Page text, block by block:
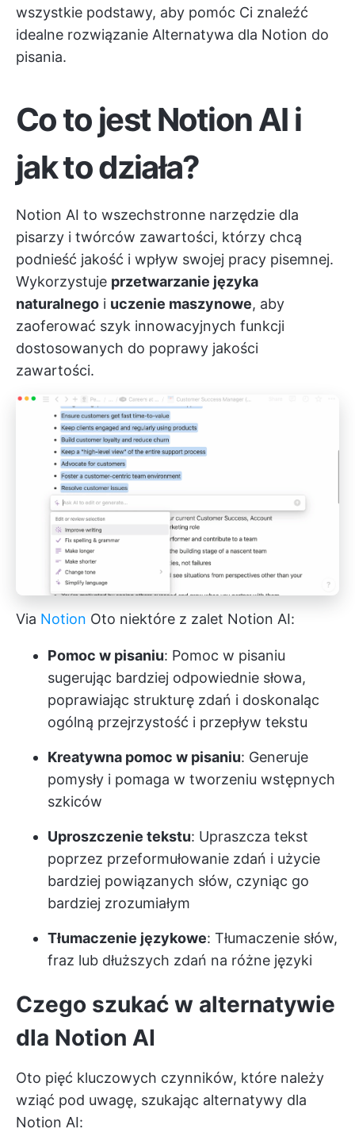
wszystkie podstawy, aby pomóc Ci znaleźć
idealne rozwiązanie Alternatywa dla Notion do
pisania.
Co to jest Notion AI i
jak to działa?
Notion AI to wszechstronne narzędzie dla
pisarzy i twórców zawartości, którzy chcą
podnieść jakość i wpływ swojej pracy pisemnej.
Wykorzystuje przetwarzanie języka
naturalnego i uczenie maszynowe, aby
zaoferować szyk innowacyjnych funkcji
dostosowanych do poprawy jakości
zawartości.
Via Notion Oto niektóre z zalet Notion AI:
Pomoc w pisaniu: Pomoc w pisaniu
sugerując bardziej odpowiednie słowa,
poprawiając strukturę zdań i doskonaląc
ogólną przejrzystość i przepływ tekstu
Kreatywna pomoc w pisaniu: Generuje
pomysły i pomaga w tworzeniu wstępnych
szkiców
Uproszczenie tekstu: Upraszcza tekst
poprzez przeformułowanie zdań i użycie
bardziej powiązanych słów, czyniąc go
bardziej zrozumiałym
Tłumaczenie językowe: Tłumaczenie słów,
fraz lub dłuższych zdań na różne języki
Czego szukać w alternatywie
dla Notion AI
Oto pięć kluczowych czynników, które należy
wziąć pod uwagę, szukając alternatywy dla
Notion AI: